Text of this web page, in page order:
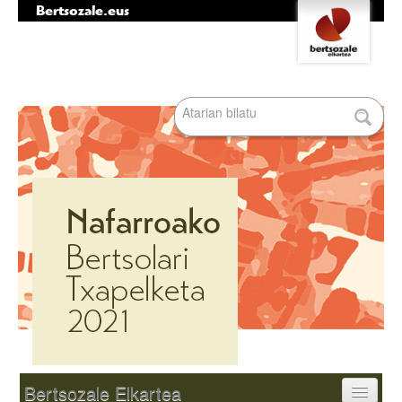
Bertsozale.eus
Salto
egin
nabigazioara
Bilatu atarian
Bilaketa
Bertsozale Elkartea